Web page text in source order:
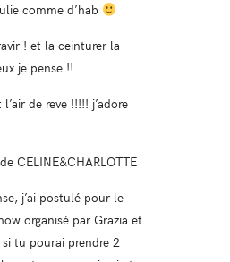
comme d’hab
! et la ceinturer la
je pense !!
de reve !!!!! j’adore
CELINE&CHARLOTTE
j’ai postulé pour le
organisé par Grazia et
tu pourai prendre 2